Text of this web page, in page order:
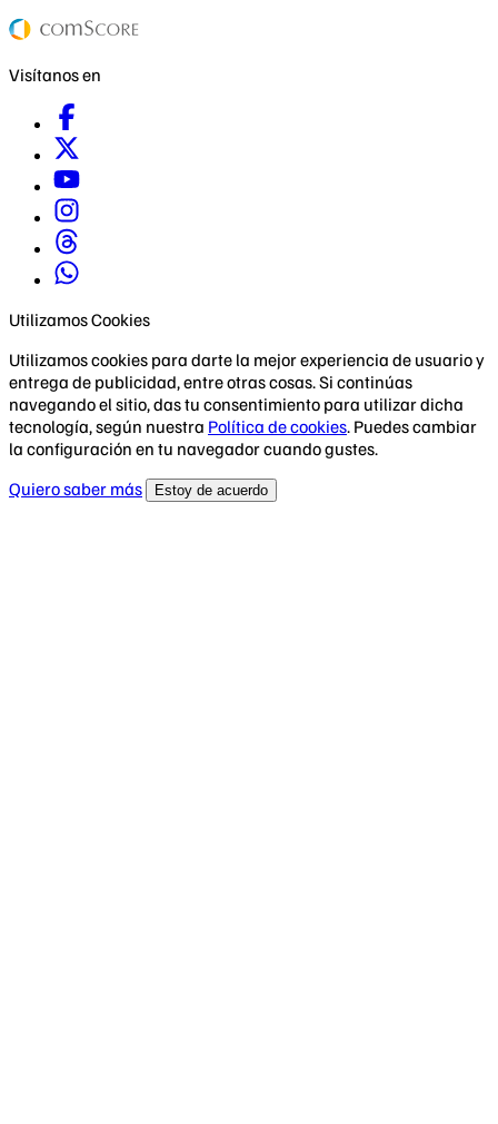
Visítanos en
Utilizamos Cookies
Utilizamos cookies para darte la mejor experiencia de usuario y
entrega de publicidad, entre otras cosas. Si continúas
navegando el sitio, das tu consentimiento para utilizar dicha
tecnología, según nuestra Política de cookies. Puedes cambiar
la configuración en tu navegador cuando gustes.
Quiero saber más
Estoy de acuerdo